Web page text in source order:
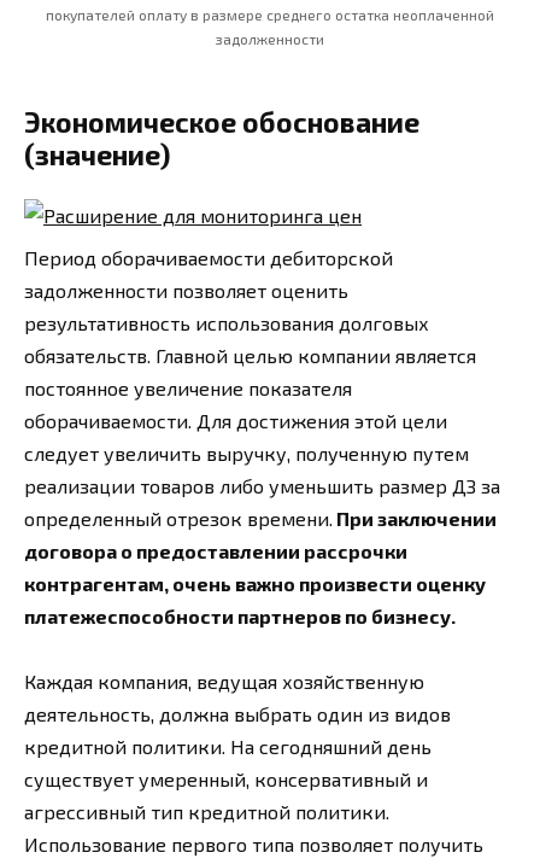
покупателей оплату в размере среднего остатка неоплаченной
задолженности
Экономическое обоснование
(значение)
Период оборачиваемости дебиторской
задолженности позволяет оценить
результативность использования долговых
обязательств. Главной целью компании является
постоянное увеличение показателя
оборачиваемости. Для достижения этой цели
следует увеличить выручку, полученную путем
реализации товаров либо уменьшить размер ДЗ за
определенный отрезок времени. При заключении
договора о предоставлении рассрочки
контрагентам, очень важно произвести оценку
платежеспособности партнеров по бизнесу.
Каждая компания, ведущая хозяйственную
деятельность, должна выбрать один из видов
кредитной политики. На сегодняшний день
существует умеренный, консервативный и
агрессивный тип кредитной политики.
Использование первого типа позволяет получить